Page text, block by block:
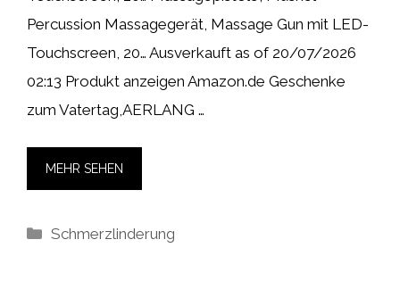
Percussion Massagegerät, Massage Gun mit LED-
Touchscreen, 20… Ausverkauft as of 20/07/2026
02:13 Produkt anzeigen Amazon.de Geschenke
zum Vatertag,AERLANG …
MEHR SEHEN
Kategorien
Schmerzlinderung